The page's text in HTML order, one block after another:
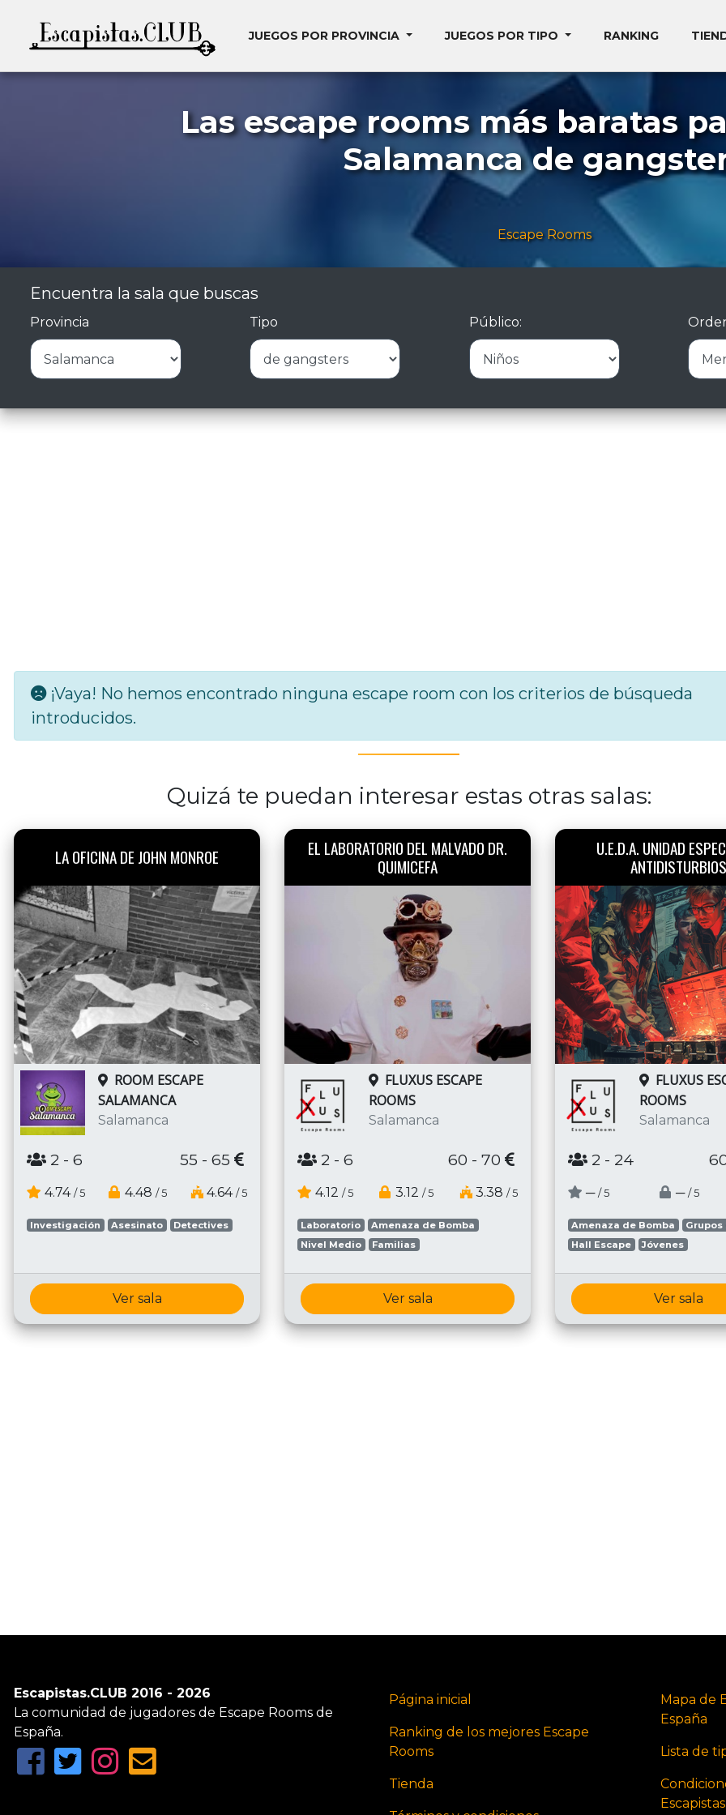
JUEGOS POR PROVINCIA JUEGOS POR TIPO RANKING
Las escape rooms más baratas
Salamanca de
Escape Rooms
Encuentra la sala que buscas
Provincia Tipo Público:
¡Vaya! No hemos encontrado ninguna escape room con los criterios de búsqueda
introducidos.
Quizá te puedan interesar estas otras salas:
LA OFICINA DE JOHN MONROE
ROOM ESCAPE
SALAMANCA
Salamanca
2 - 6 55 - 65
4.74 / 5 4.48 / 5 4.64 / 5
Investigación Asesinato Detectives
Ver sala
EL LABORATORIO DEL MALVADO DR.
QUIMICEFA
FLUXUS ESCAPE
ROOMS
Salamanca
2 - 6 60 - 70
4.12 / 5 3.12 / 5 3.38 / 5
Laboratorio
Amenaza de Bomba
Nivel Medio
Familias
Ver sala
U.E.D.A. UNIDAD
ANTIDISTURBIOS
FLUXUS
ROOMS
Salamanca
2 - 24
─ / 5 ─ / 5
Amenaza de Bomba
Hall Escape
Jóvenes
Ver sala
Escapistas.CLUB 2016 - 2026
La comunidad de jugadores de Escape Rooms de
España.
Página inicial
Ranking de los mejores Escape
Rooms
Tienda
Mapa de
España
Lista de